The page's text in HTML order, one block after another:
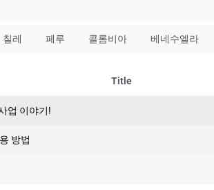
칠레 페루 콜롬비아 베네수엘라
Title
업 이야기!
방법